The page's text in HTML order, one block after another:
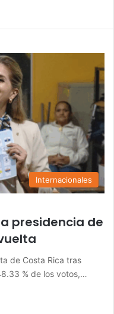
Internacionales
presidencia de
de Costa Rica tras
% de los votos,…